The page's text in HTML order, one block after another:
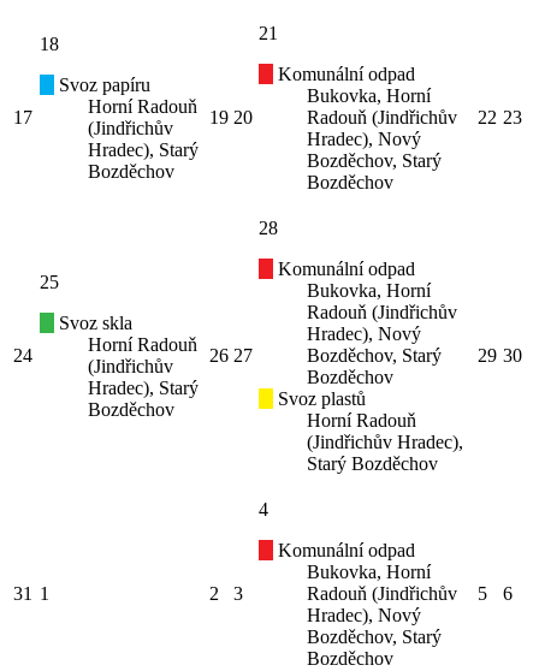
17
18
Svoz papíru
Horní Radouň
(Jindřichův
Hradec), Starý
Bozděchov
19 20
21
Komunální odpad
Bukovka, Horní
Radouň (Jindřichův
Hradec), Nový
Bozděchov, Starý
Bozděchov
22 23
24
25
Svoz skla
Horní Radouň
(Jindřichův
Hradec), Starý
Bozděchov
26 27
28
Komunální odpad
Bukovka, Horní
Radouň (Jindřichův
Hradec), Nový
Bozděchov, Starý
Bozděchov
Svoz plastů
Horní Radouň
(Jindřichův Hradec),
Starý Bozděchov
29 30
31 1 2 3
4
Komunální odpad
Bukovka, Horní
Radouň (Jindřichův
Hradec), Nový
Bozděchov, Starý
Bozděchov
5 6